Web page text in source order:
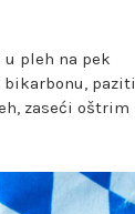
pleh na pek
paziti
zaseći oštrim